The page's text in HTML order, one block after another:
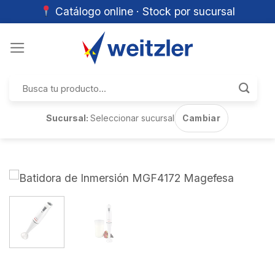
Catálogo online · Stock por sucursal
por:
Sucursal:Seleccionar sucursal Cambiar